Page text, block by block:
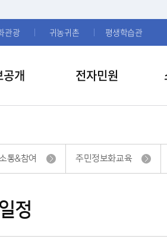
관광 귀농귀촌 평생학습관
공개 전자민원
정
통&참여 주민정보화교육